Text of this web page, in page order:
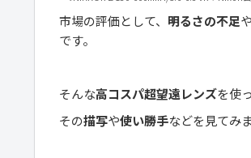
市場の評価として、 明るさの不足や
です。
そんな高コスパ超望遠レンズを使
その描写や使い勝手などを見てみ